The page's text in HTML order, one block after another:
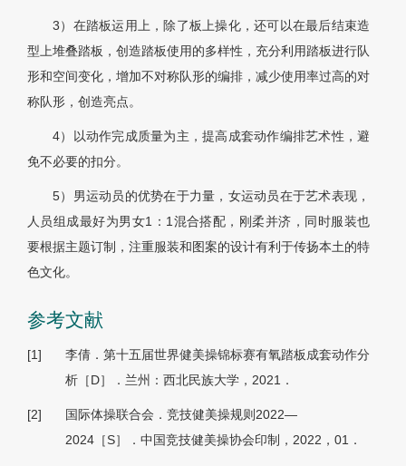
3）在踏板运用上，除了板上操化，还可以在最后结束造
型上堆叠踏板，创造踏板使用的多样性，充分利用踏板进行队
形和空间变化，增加不对称队形的编排，减少使用率过高的对
称队形，创造亮点。
4）以动作完成质量为主，提高成套动作编排艺术性，避
免不必要的扣分。
5）男运动员的优势在于力量，女运动员在于艺术表现，
人员组成最好为男女1：1混合搭配，刚柔并济，同时服装也
要根据主题订制，注重服装和图案的设计有利于传扬本土的特
色文化。
参考文献
[1]
李倩．第十五届世界健美操锦标赛有氧踏板成套动作分
析［D］．兰州：西北民族大学，2021．
[2]
国际体操联合会．竞技健美操规则2022—
2024［S］．中国竞技健美操协会印制，2022，01．